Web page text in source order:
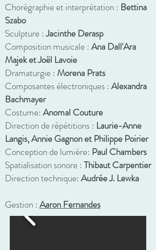
Chorégraphie et interprétation : Bettina
Szabo
Sculpture :Jacinthe Derasp
Composition musicale : Ana Dall'Ara
Majek et Joël Lavoie
Dramaturgie : Morena Prats
Composantes électroniques : Alexandra
Bachmayer
Costume: Anomal Couture
Direction de répétitions : Laurie-Anne
Langis, Annie Gagnon et Philippe Poirier
Conception de lumière: Paul Chambers
Spatialisation sonore : Thibaut Carpentier
Direction technique: Audrée J. Lewka
Gestion : Aaron Fernandes